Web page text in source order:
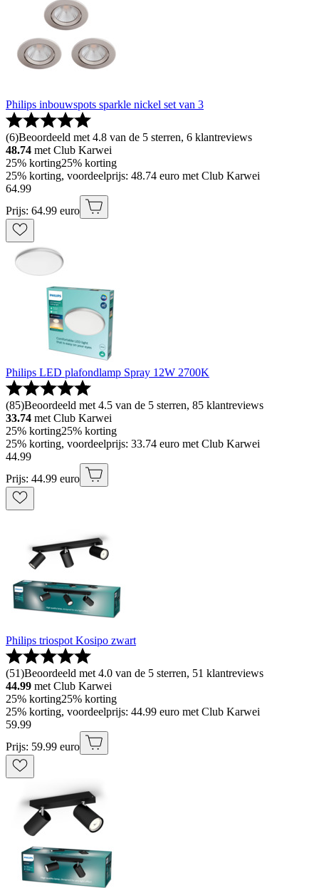
Philips inbouwspots sparkle nickel set van 3
(6)Beoordeeld met 4.8 van de 5 sterren, 6 klantreviews
48.74 met Club Karwei
25% korting25% korting
25% korting, voordeelprijs: 48.74 euro met Club Karwei
64.99
Prijs: 64.99 euro
Philips LED plafondlamp Spray 12W 2700K
(85)Beoordeeld met 4.5 van de 5 sterren, 85 klantreviews
33.74 met Club Karwei
25% korting25% korting
25% korting, voordeelprijs: 33.74 euro met Club Karwei
44.99
Prijs: 44.99 euro
Philips triospot Kosipo zwart
(51)Beoordeeld met 4.0 van de 5 sterren, 51 klantreviews
44.99 met Club Karwei
25% korting25% korting
25% korting, voordeelprijs: 44.99 euro met Club Karwei
59.99
Prijs: 59.99 euro